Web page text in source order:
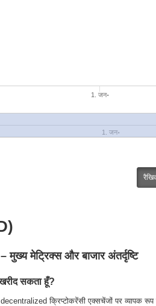
1. जन॰
1. जन॰
मेट्रिक्स और बाजार अंतर्दृष्टि
सकता हूँ?
क्रिप्टोकरेंसी एक्सचेंजों पर व्यापक